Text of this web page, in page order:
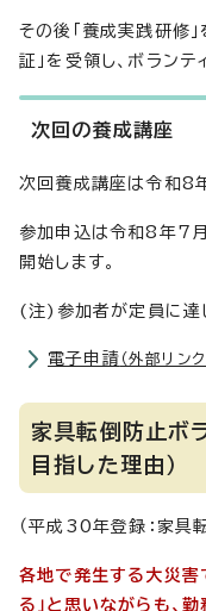
その後「養成実践研修
証」を受領し、ボランテ
次回の養成講座
次回養成講座は令和8
参加申込は令和8年7
開始します。
(注)参加者が定員に達
電子申請 （外部リンク
家具転倒防止ボ
目指した理由）
（平成30年登録：家具
各地で発生する大災害
る」と思いながらも、